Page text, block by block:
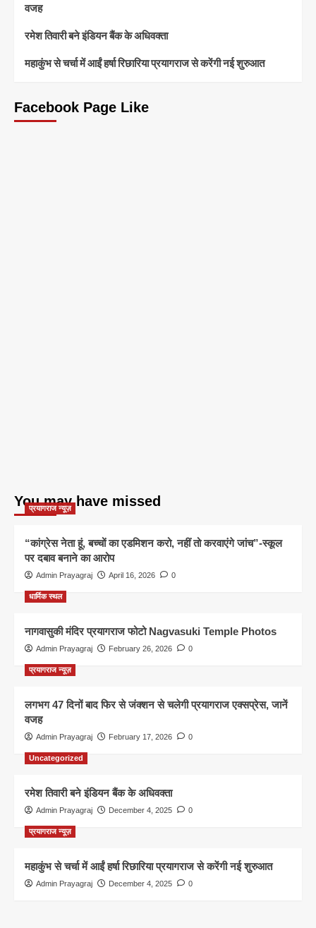
वजह
रमेश तिवारी बने इंडियन बैंक के अधिवक्ता
महाकुंभ से चर्चा में आईं हर्षा रिछारिया प्रयागराज से करेंगी नई शुरुआत
Facebook Page Like
You may have missed
प्रयागराज न्यूज़
“कांग्रेस नेता हूं, बच्चों का एडमिशन करो, नहीं तो करवाएंगे जांच”-स्कूल
पर दबाव बनाने का आरोप
Admin Prayagraj April 16, 2026 0
धार्मिक स्थल
नागवासुकी मंदिर प्रयागराज फोटो Nagvasuki Temple Photos
Admin Prayagraj February 26, 2026 0
प्रयागराज न्यूज़
लगभग 47 दिनों बाद फिर से जंक्शन से चलेगी प्रयागराज एक्सप्रेस, जानें
वजह
Admin Prayagraj February 17, 2026 0
Uncategorized
रमेश तिवारी बने इंडियन बैंक के अधिवक्ता
Admin Prayagraj December 4, 2025 0
प्रयागराज न्यूज़
महाकुंभ से चर्चा में आईं हर्षा रिछारिया प्रयागराज से करेंगी नई शुरुआत
Admin Prayagraj December 4, 2025 0